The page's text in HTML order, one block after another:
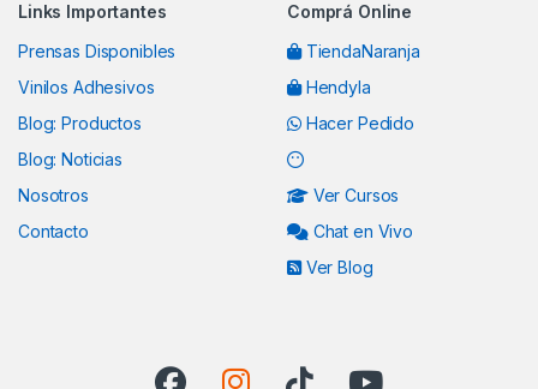
Links Importantes
Prensas Disponibles
Vinilos Adhesivos
Blog: Productos
Blog: Noticias
Nosotros
Contacto
Comprá Online
TiendaNaranja
Hendyla
Hacer Pedido
Ver Cursos
Chat en Vivo
Ver Blog